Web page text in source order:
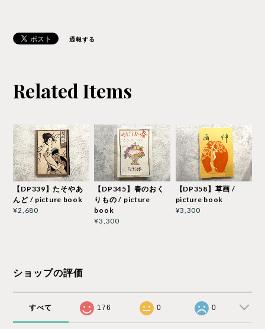
通報する
Related Items
【DP339】たそやあ
んど / picture book
¥2,680
【DP345】春のおく
りもの / picture
book
¥3,300
【DP358】草画 /
picture book
¥3,300
ショップの評価
すべて 176 0 0